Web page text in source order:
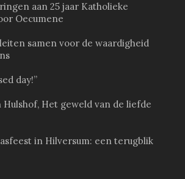
aan 25 jaar Katholieke
Oecumene
samen voor de waardigheid
day!”
Hulshof, Het geweld van de liefde
in Hilversum: een terugblik